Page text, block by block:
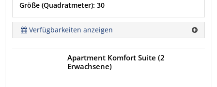
Größe (Quadratmeter): 30
Verfügbarkeiten anzeigen
Apartment Komfort Suite (2
Erwachsene)